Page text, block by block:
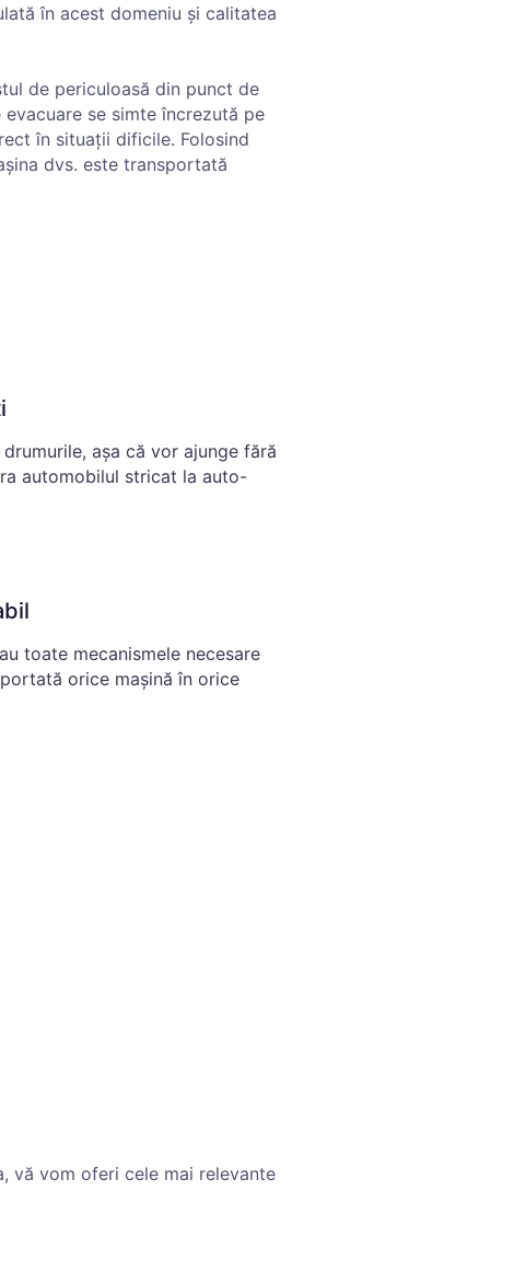
în acest domeniu și calitatea
de periculoasă din punct de
se simte încrezută pe
în situații dificile. Folosind
dvs. este transportată
așa că vor ajunge fără
automobilul stricat la auto-
toate mecanismele necesare
orice mașină în orice
vă vom oferi cele mai relevante